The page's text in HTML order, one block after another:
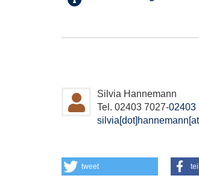
werden.
Silvia Hannemann
Tel. 02403 7027-02403
tweet